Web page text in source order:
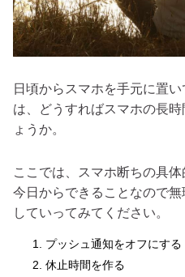
日頃からスマホを手元に置
は、どうすればスマホの長
ょうか。
ここでは、スマホ断ちの具
今日からできることなので
していってみてください。
プッシュ通知をオフにする
休止時間を作る